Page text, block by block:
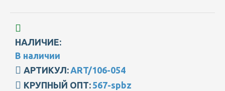
НАЛИЧИЕ:
В наличии
АРТИКУЛ: ART/106-054
КРУПНЫЙ ОПТ: 567-spbz